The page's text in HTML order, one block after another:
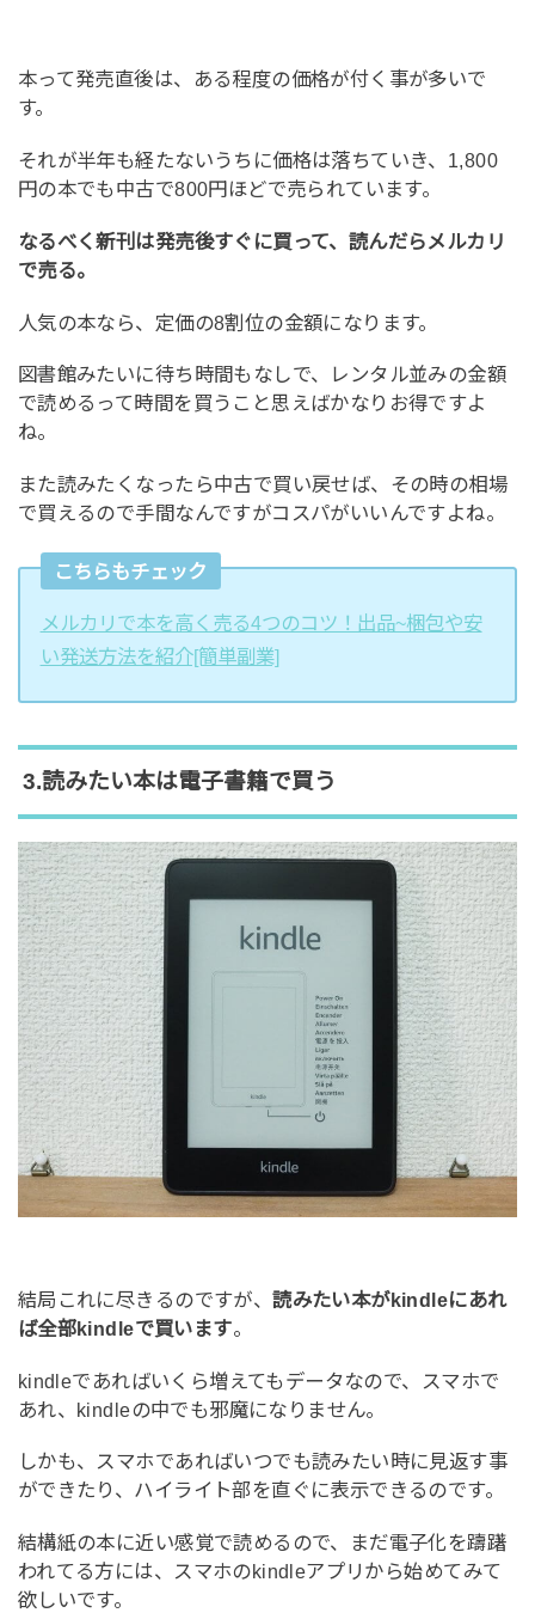
本って発売直後は、ある程度の価格が付く事が多いで
す。
それが半年も経たないうちに価格は落ちていき、1,800
円の本でも中古で800円ほどで売られています。
なるべく新刊は発売後すぐに買って、読んだらメルカリ
で売る。
人気の本なら、定価の8割位の金額になります。
図書館みたいに待ち時間もなしで、レンタル並みの金額
で読めるって時間を買うこと思えばかなりお得ですよ
ね。
また読みたくなったら中古で買い戻せば、その時の相場
で買えるので手間なんですがコスパがいいんですよね。
こちらもチェック
メルカリで本を高く売る4つのコツ！出品~梱包や安
い発送方法を紹介[簡単副業]
3.読みたい本は電子書籍で買う
結局これに尽きるのですが、読みたい本がkindleにあれ
ば全部kindleで買います。
kindleであればいくら増えてもデータなので、スマホで
あれ、kindleの中でも邪魔になりません。
しかも、スマホであればいつでも読みたい時に見返す事
ができたり、ハイライト部を直ぐに表示できるのです。
結構紙の本に近い感覚で読めるので、まだ電子化を躊躇
われてる方には、スマホのkindleアプリから始めてみて
欲しいです。